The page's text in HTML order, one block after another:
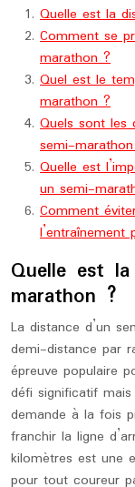
Quelle est la
Comment se
marathon ?
Quel est le
marathon ?
Quels sont les
semi-
Quelle est
un semi-
Comment
Quelle est
marathon ?
La distance d’un
demi-distance par
épreuve populaire
défi significatif
demande à la fois
franchir la ligne
kilomètres est une
pour tout coureur